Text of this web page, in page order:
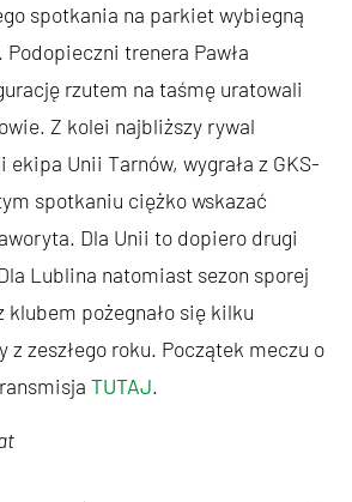
spotkania na parkiet wybiegną
trenera Pawła
rzutem na taśmę uratowali
Z kolei najbliższy rywal
Unii Tarnów, wygrała z GKS-
spotkaniu ciężko wskazać
Dla Unii to dopiero drugi
Lublina natomiast sezon sporej
pożegnało się kilku
z zeszłego roku. Początek meczu o
TUTAJ.